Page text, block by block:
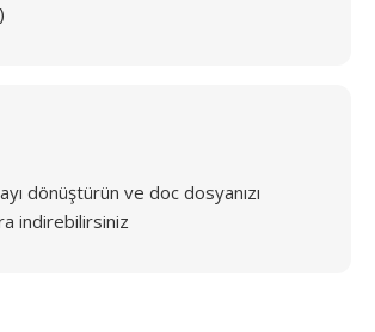
dönüştürün ve doc dosyanızı
indirebilirsiniz